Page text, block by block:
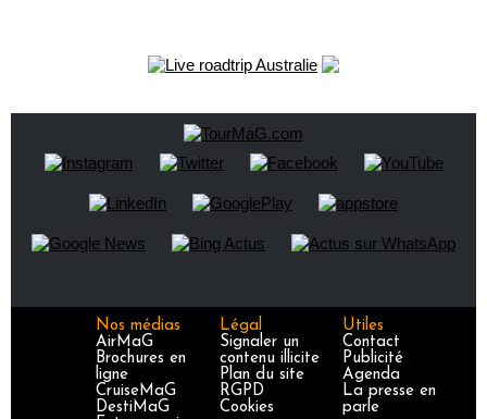
Nos médias
AirMaG
Brochures en
ligne
CruiseMaG
DestiMaG
Légal
Signaler un
contenu illicite
Plan du site
RGPD
Cookies
Utiles
Contact
Publicité
Agenda
La presse en
parle